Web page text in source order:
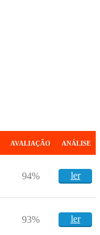
AVALIAÇÃO ANÁLISE
94% ler
93% ler